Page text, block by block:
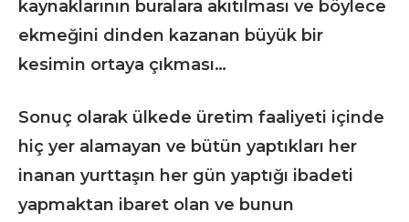
kaynaklarının buralara akıtılması ve böylece
ekmeğini dinden kazanan büyük bir
kesimin ortaya çıkması…
Sonuç olarak ülkede üretim faaliyeti içinde
hiç yer alamayan ve bütün yaptıkları her
inanan yurttaşın her gün yaptığı ibadeti
yapmaktan ibaret olan ve bunun